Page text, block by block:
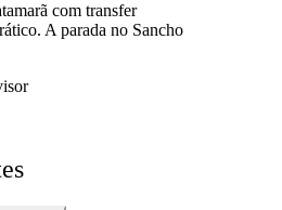
com transfer
A parada no Sancho